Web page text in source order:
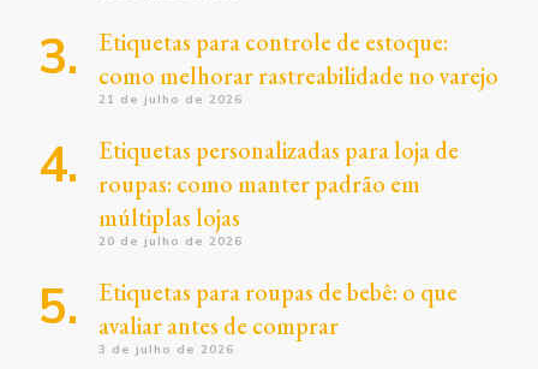
Etiquetas para controle de estoque:
como melhorar rastreabilidade no varejo
21 de julho de 2026
Etiquetas personalizadas para loja de
roupas: como manter padrão em
múltiplas lojas
20 de julho de 2026
Etiquetas para roupas de bebê: o que
avaliar antes de comprar
3 de julho de 2026